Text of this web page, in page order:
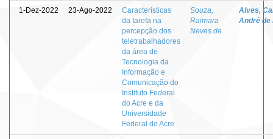
1-Dez-2022 23-Ago-2022
Características
da tarefa na
percepção dos
teletrabalhadores
da área de
Tecnologia da
Informação e
Comunicação do
Instituto Federal
do Acre e da
Universidade
Federal do Acre
Souza,
Raimara
Neves de
Alves,
André de